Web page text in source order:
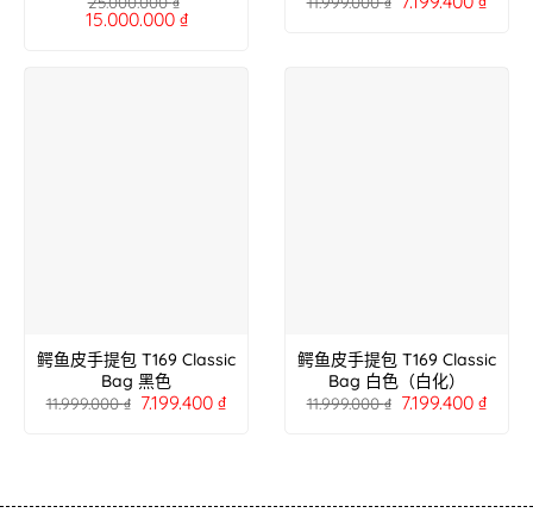
15.000.000 ₫
鳄鱼皮手提包 T169 Classic
Bag 黑色
11.999.000₫ 7.199.400₫
鳄鱼皮手提包 T169 Classic
Bag 白色（白化）
11.999.000₫ 7.199.400₫